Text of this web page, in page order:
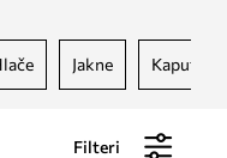
hlače jakne kaputi
Filteri